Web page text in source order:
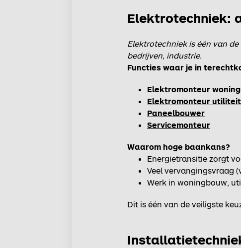
Elektrotechniek:
Elektrotechniek is één van
bedrijven, industrie.
Functies waar je in
Elektromonteur
Elektromonteur utiliteit
Paneelbouwer
Servicemonteur
Waarom hoge baankans?
Energietransitie zorgt
Veel vervangingsvraag
Werk in woningbouw,
Dit is één van de veiligste